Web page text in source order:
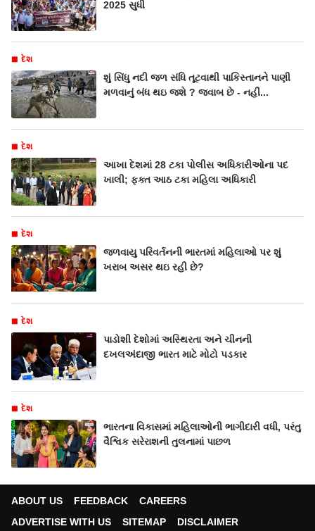
2025 સુધી
દેશ
શું સિંધુ નદી જળ સંધિ તૂટવાથી પાકિસ્તાનને પાણી
મળવાનું બંધ થઇ જશે ? જવાબ છે - નહીં...
દેશ
આખા દેશમાં 28 ટકા પોલીસ અધિકારીઓના પદ
ખાલી; ફક્ત આઠ ટકા મહિલા અધિકારી
દેશ
જળવાયુ પરિવર્તનની ભારતમાં મહિલાઓ પર શું
ખરાબ અસર થઇ રહી છે?
દેશ
પાડોશી દેશોમાં અસ્થિરતા અને ચીનની
દખલઅંદાજી ભારત માટે મોટો પડકાર
દેશ
ભારતના વિકાસમાં મહિલાઓની ભાગીદારી વધી, પરંતુ
વૈશ્વિક સરેરાશની તુલનામાં પાછળ
ABOUT US FEEDBACK
CAREERS
ADVERTISE WITH US
SITEMAP DISCLAIMER